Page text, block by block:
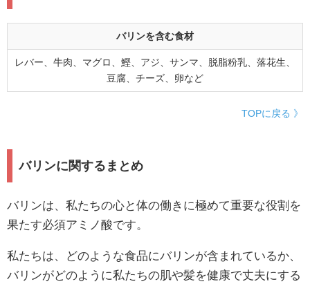
バリンを含む食材
レバー、牛肉、マグロ、鰹、アジ、サンマ、脱脂粉乳、落花生、
豆腐、チーズ、卵など
TOPに戻る 》
バリンに関するまとめ
バリンは、私たちの心と体の働きに極めて重要な役割を
果たす必須アミノ酸です。
私たちは、どのような食品にバリンが含まれているか、
バリンがどのように私たちの肌や髪を健康で丈夫にする